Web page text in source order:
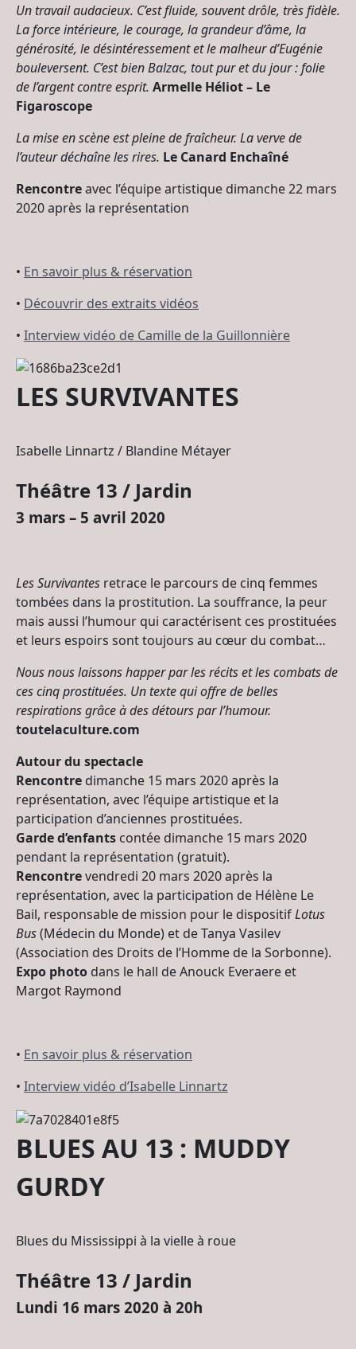
Un travail audacieux. C’est fluide, souvent drôle, très fidèle.
La force intérieure, le courage, la grandeur d’âme, la
générosité, le désintéressement et le malheur d’Eugénie
bouleversent. C’est bien Balzac, tout pur et du jour : folie
de l’argent contre esprit. Armelle Héliot – Le
Figaroscope
La mise en scène est pleine de fraîcheur. La verve de
l’auteur déchaîne les rires. Le Canard Enchaîné
Rencontreavec l’équipe artistique dimanche 22 mars
2020 après la représentation
• En savoir plus & réservation
• Découvrir des extraits vidéos
• Interview vidéo de Camille de la Guillonnière
LES SURVIVANTES
Isabelle Linnartz / Blandine Métayer
Théâtre 13 / Jardin
3 mars – 5 avril 2020
Les Survivantes retrace le parcours de cinq femmes
tombées dans la prostitution. La souffrance, la peur
mais aussi l’humour qui caractérisent ces prostituées
et leurs espoirs sont toujours au cœur du combat…
Nous nous laissons happer par les récits et les combats de
ces cinq prostituées. Un texte qui offre de belles
respirations grâce à des détours par l’humour.
toutelaculture.com
Autour du spectacle
Rencontre dimanche 15 mars 2020 après la
représentation, avec l’équipe artistique et la
participation d’anciennes prostituées.
Garde d’enfants contée dimanche 15 mars 2020
pendant la représentation (gratuit).
Rencontrevendredi 20 mars 2020 après la
représentation, avec la participation de Hélène Le
Bail, responsable de mission pour le dispositifLotus
Bus(Médecin du Monde) et de Tanya Vasilev
(Association des Droits de l’Homme de la Sorbonne).
Expo photo dans le hall de Anouck Everaere et
Margot Raymond
• En savoir plus & réservation
• Interview vidéo d’Isabelle Linnartz
BLUES AU 13 : MUDDY
GURDY
Blues du Mississippi à la vielle à roue
Théâtre 13 / Jardin
Lundi 16 mars 2020 à 20h